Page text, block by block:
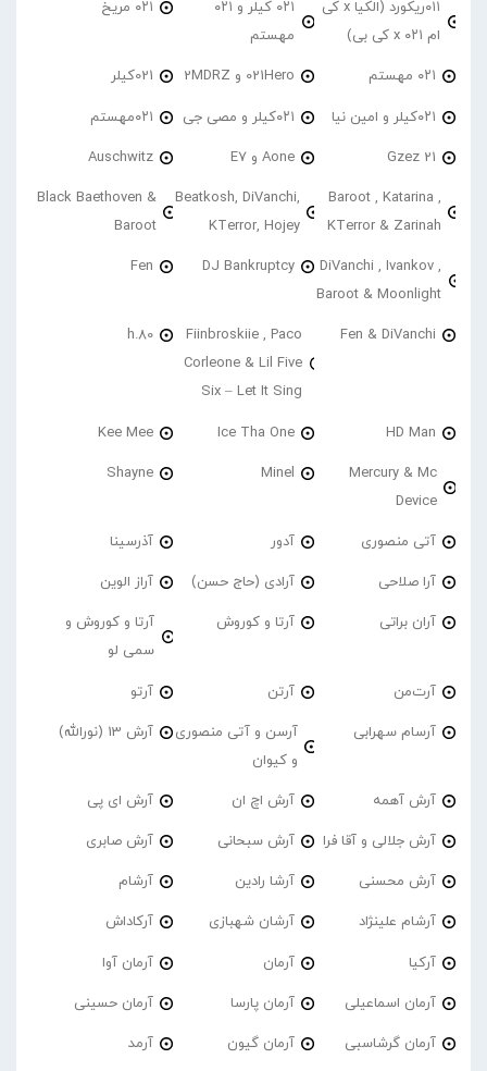
۰۱۱ریکورد (الکیا x کی
ام ۰۲۱ x کی بی)
۰۲۱ کیلر و ۰۲۱
مهستم
۰۲۱ مریخ
۰۲۱ مهستم 021Hero و 2MDRZ 021کیلر
۰۲۱کیلر و امین نیا ۰۲۱کیلر و مصی جی ۰۲۱مهستم
21 Gzez Aone و E7 Auschwitz
Baroot , Katarina ,
KTerror & Zarinah
Beatkosh, DiVanchi,
KTerror, Hojey
Black Baethoven &
Baroot
DiVanchi , Ivankov ,
Baroot & Moonlight
DJ Bankruptcy
Fen
Fen & DiVanchi
Fiinbroskiie , Paco
Corleone & Lil Five
Six – Let It Sing
h.80
HD Man
Ice Tha One
Kee Mee
Mercury & Mc
Device
Minel
Shayne
آتی منصوری آدور آذرسینا
آرا صلاحی آرادی (حاج حسن) آراز الوین
آران براتی آرتا و کوروش
آرتا و کوروش و
سمی لو
آرت‌من آرتن آرتو
آرسام سهرابی
آرسن و آتی منصوری
و کیوان
آرش 13 (نورالله)
آرش آهمه آرش اچ ان آرش ای پی
آرش جلالی و آقا فرا آرش سبحانی آرش صابری
آرش محسنی آرشا رادین آرشام
آرشام علینژاد آرشان شهبازی آرکاداش
آرکیا آرمان آرمان آوا
آرمان اسماعیلی آرمان پارسا آرمان حسینی
آرمان گرشاسبی آرمان گیون آرمد